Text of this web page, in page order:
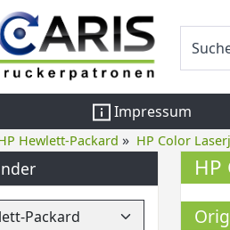
Impressum
Hewlett-Packard » HP Color